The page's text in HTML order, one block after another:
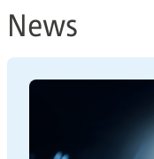
News